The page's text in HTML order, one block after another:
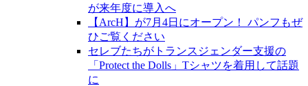
が来年度に導入へ
【ArcH】が7月4日にオープン！ パンフもぜ
ひご覧ください
セレブたちがトランスジェンダー支援の
「Protect the Dolls」Tシャツを着用して話題
に